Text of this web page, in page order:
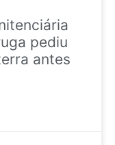
pediu
antes